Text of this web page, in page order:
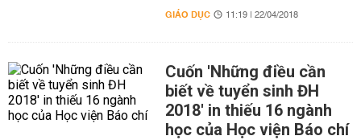
GIÁO DỤC 11:19 | 22/04/2018
Cuốn 'Những điều cần
biết về tuyển sinh ĐH
2018' in thiếu 16 ngành
học của Học viện Báo chí